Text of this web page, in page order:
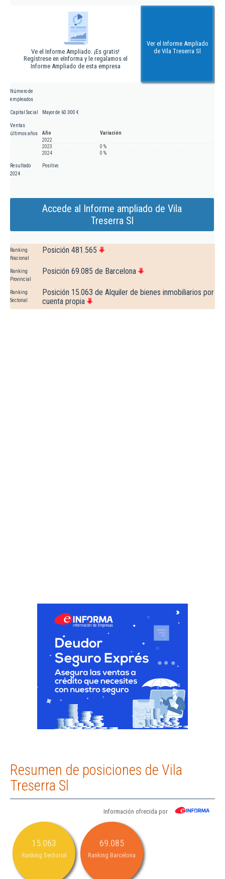
Ve el Informe Ampliado. ¡Es gratis!
Regístrese en eInforma y le regalamos el
Informe Ampliado de esta empresa
Ver el Informe Ampliado
de Vila Treserra Sl
Número de
empleados
Capital Social Mayor de 60.000 €
Ventas
últimos años
Año
Variación
2022
2023
0 %
2024
0 %
Resultado
2024
Positivo
Accede al Informe ampliado de Vila
Treserra Sl
Ranking
Nacional
Posición 481.565
Ranking
Provincial
Posición 69.085 de Barcelona
Ranking
Sectorial
Posición 15.063 de Alquiler de bienes inmobiliarios por
cuenta propia
Resumen de posiciones de Vila
Treserra Sl
Información ofrecida por
15.063
Ranking Sectorial
69.085
Ranking Barcelona